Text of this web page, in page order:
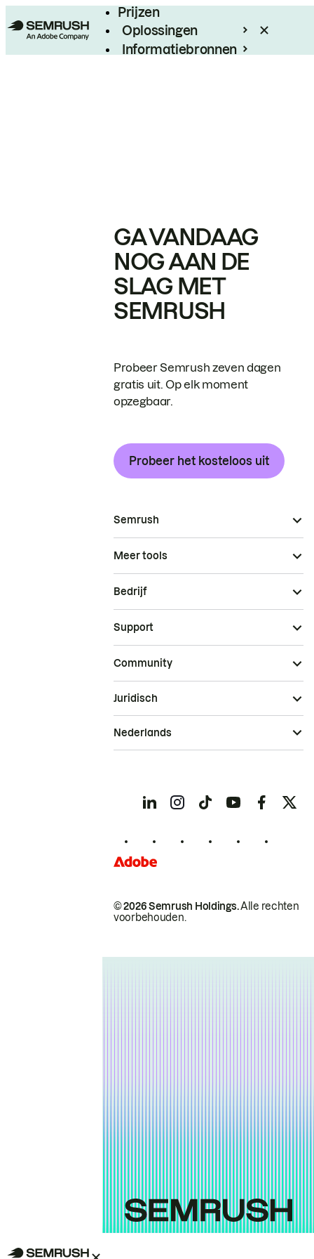
Prijzen
Oplossingen
Informatiebronnen
GA VANDAAG
NOG AAN DE
SLAG MET
SEMRUSH
Probeer Semrush zeven dagen
gratis uit. Op elk moment
opzegbaar.
Probeer het kosteloos uit
Semrush
Meer tools
Bedrijf
Support
Community
© 2026 Semrush Holdings.Alle rechten
voorbehouden.
Juridisch
Nederlands